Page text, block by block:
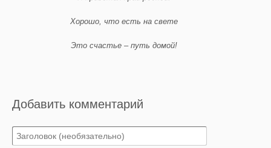
Хорошо, что есть на свете
Это счастье – путь домой!
Добавить комментарий